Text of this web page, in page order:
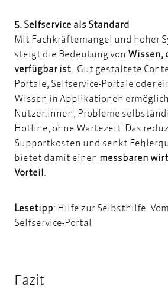
5. Selfservice als Standard
Mit Fachkräftemangel und hoher
steigt die Bedeutung von Wissen,
verfügbar ist. Gut gestaltete
Portale, Selfservice-Portale oder
Wissen in Applikationen
Nutzer:innen, Probleme
Hotline, ohne Wartezeit. Das
Supportkosten und senkt
bietet damit einen messbaren
Vorteil.
Lesetipp: Hilfe zur Selbsthilfe.
Selfservice-Portal
Fazit